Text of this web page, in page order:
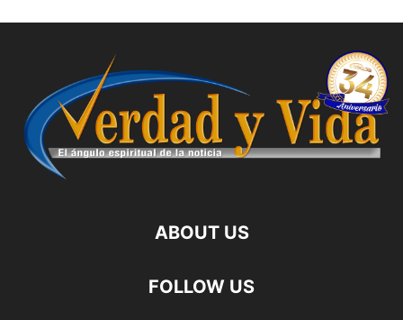
ABOUT US
FOLLOW US